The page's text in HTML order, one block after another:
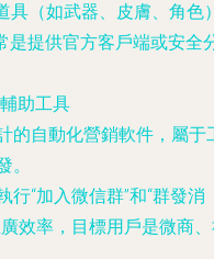
具（如武器、皮膚、角色
是提供官方客戶端或安全
助工具
的自動化營銷軟件，屬于
行“加入微信群”和“群發消
效率，目標用戶是微商